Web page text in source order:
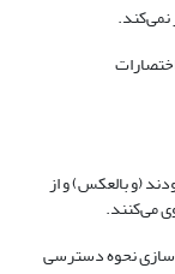
یا اختصارات
(و بالعکس) و از
می‌کنند.
نحوه دسترسی